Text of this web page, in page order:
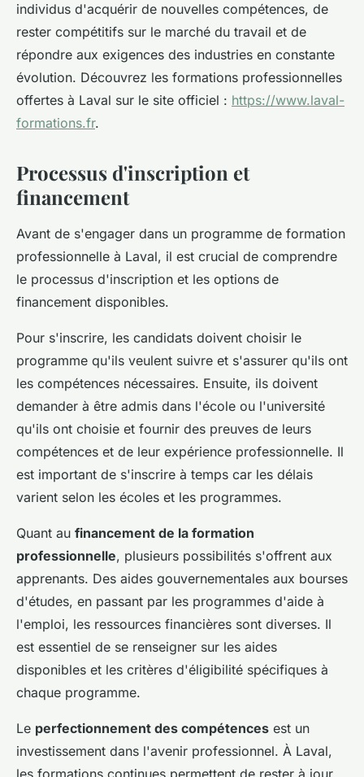
individus d'acquérir de nouvelles compétences, de
rester compétitifs sur le marché du travail et de
répondre aux exigences des industries en constante
évolution. Découvrez les formations professionnelles
offertes à Laval sur le site officiel : https://www.laval-
formations.fr.
Processus d'inscription et
financement
Avant de s'engager dans un programme de formation
professionnelle à Laval, il est crucial de comprendre
le processus d'inscription et les options de
financement disponibles.
Pour s'inscrire, les candidats doivent choisir le
programme qu'ils veulent suivre et s'assurer qu'ils ont
les compétences nécessaires. Ensuite, ils doivent
demander à être admis dans l'école ou l'université
qu'ils ont choisie et fournir des preuves de leurs
compétences et de leur expérience professionnelle. Il
est important de s'inscrire à temps car les délais
varient selon les écoles et les programmes.
Quant au financement de la formation
professionnelle, plusieurs possibilités s'offrent aux
apprenants. Des aides gouvernementales aux bourses
d'études, en passant par les programmes d'aide à
l'emploi, les ressources financières sont diverses. Il
est essentiel de se renseigner sur les aides
disponibles et les critères d'éligibilité spécifiques à
chaque programme.
Le perfectionnement des compétences est un
investissement dans l'avenir professionnel. À Laval,